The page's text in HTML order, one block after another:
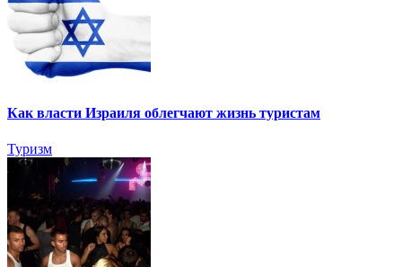
Как власти Израиля облегчают жизнь туристам
Туризм